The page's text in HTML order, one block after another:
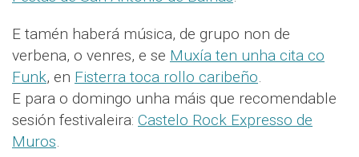
E tamén haberá música, de grupo non de
verbena, o venres, e se Muxía ten unha cita co
Funk, en Fisterra toca rollo caribeño.
E para o domingo unha máis que recomendable
sesión festivaleira: Castelo Rock Expresso de
Muros.